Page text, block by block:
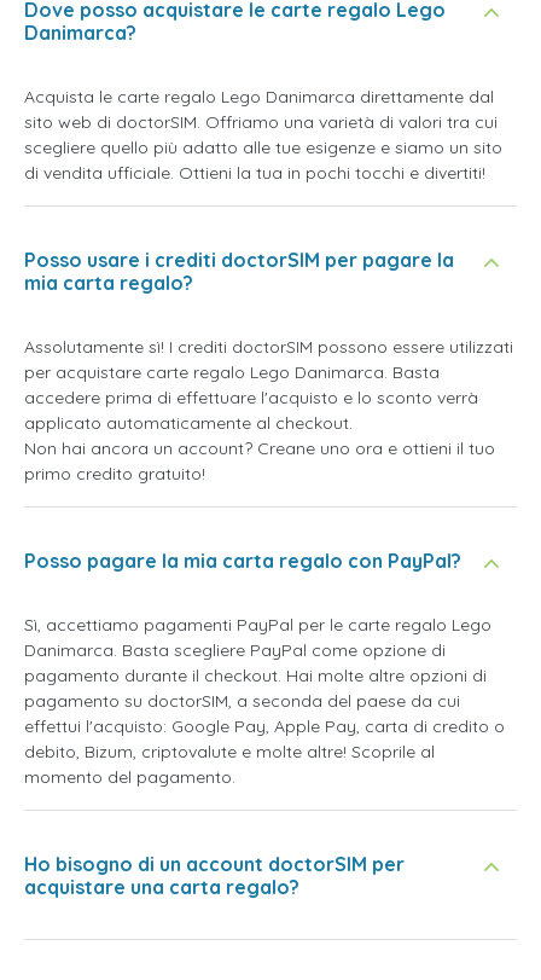
Dove posso acquistare le carte regalo Lego
Danimarca?
Acquista le carte regalo Lego Danimarca direttamente dal
sito web di doctorSIM. Offriamo una varietà di valori tra cui
scegliere quello più adatto alle tue esigenze e siamo un sito
di vendita ufficiale. Ottieni la tua in pochi tocchi e divertiti!
Posso usare i crediti doctorSIM per pagare la
mia carta regalo?
Assolutamente sì! I crediti doctorSIM possono essere utilizzati
per acquistare carte regalo Lego Danimarca. Basta
accedere prima di effettuare l'acquisto e lo sconto verrà
applicato automaticamente al checkout.
Non hai ancora un account? Creane uno ora e ottieni il tuo
primo credito gratuito!
Posso pagare la mia carta regalo con PayPal?
Sì, accettiamo pagamenti PayPal per le carte regalo Lego
Danimarca. Basta scegliere PayPal come opzione di
pagamento durante il checkout. Hai molte altre opzioni di
pagamento su doctorSIM, a seconda del paese da cui
effettui l'acquisto: Google Pay, Apple Pay, carta di credito o
debito, Bizum, criptovalute e molte altre! Scoprile al
momento del pagamento.
Ho bisogno di un account doctorSIM per
acquistare una carta regalo?